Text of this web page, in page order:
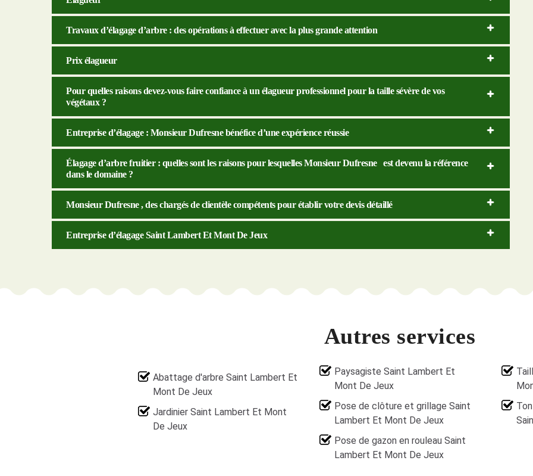
Travaux d’élagage d’arbre : des opérations à effectuer avec la plus grande attention
Prix élagueur
Pour quelles raisons devez-vous faire confiance à un élagueur professionnel pour la taille sévère de vos
végétaux ?
Entreprise d’élagage : Monsieur Dufresne bénéfice d’une expérience réussie
Élagage d’arbre fruitier : quelles sont les raisons pour lesquelles Monsieur Dufresne est devenu la référence
dans le domaine ?
Monsieur Dufresne , des chargés de clientèle compétents pour établir votre devis détaillé
Entreprise d’élagage Saint Lambert Et Mont De Jeux
Autres services
Abattage d'arbre Saint Lambert Et
Mont De Jeux
Jardinier Saint Lambert Et Mont
De Jeux
Paysagiste Saint Lambert Et
Mont De Jeux
Pose de clôture et grillage Saint
Lambert Et Mont De Jeux
Pose de gazon en rouleau Saint
Lambert Et Mont De Jeux